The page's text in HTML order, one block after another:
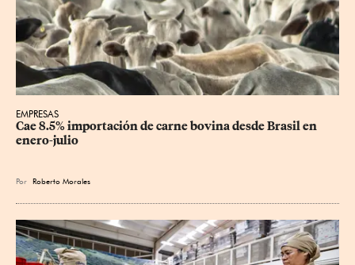
EMPRESAS
Cae 8.5% importación de carne bovina desde Brasil en
enero-julio
Por Roberto Morales